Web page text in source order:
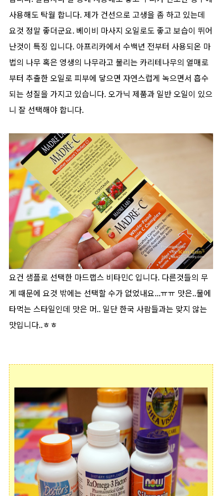
사용해도 탁월 합니다. 제가 건선으로 고생을 좀 하고 있는데
요것 정말 좋더군요. 베이비 마사지 오일로도 좋고 보습이 뛰어
난것이 특징 입니다. 아프리카에서 수백년 전부터 사용되온 마
법의 나무 혹은 영생의 나무라고 불리는 카리테나무의 열매로
부터 추출한 오일로 피부에 닿으면 자연스럽게 녹으면서 흡수
되는 성질을 가지고 있습니다. 오가닉 제품과 일반 오일이 있으
니 잘 선택해야 합니다.
요건 샘플로 선택한 마드랩스 비타민C 입니다. 다른것들의 무
게 때문에 요것 밖에는 선택할 수가 없었내요...ㅠㅠ 맛은..물에
타먹는 스타일인데 맛은 머.. 일단 한국 사람들과는 맞지 않는
맛입니다..ㅎㅎ